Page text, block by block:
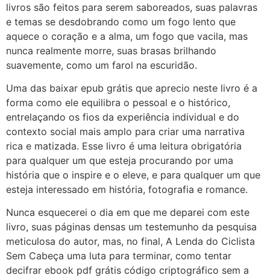
livros são feitos para serem saboreados, suas palavras
e temas se desdobrando como um fogo lento que
aquece o coração e a alma, um fogo que vacila, mas
nunca realmente morre, suas brasas brilhando
suavemente, como um farol na escuridão.
Uma das baixar epub grátis que aprecio neste livro é a
forma como ele equilibra o pessoal e o histórico,
entrelaçando os fios da experiência individual e do
contexto social mais amplo para criar uma narrativa
rica e matizada. Esse livro é uma leitura obrigatória
para qualquer um que esteja procurando por uma
história que o inspire e o eleve, e para qualquer um que
esteja interessado em história, fotografia e romance.
Nunca esquecerei o dia em que me deparei com este
livro, suas páginas densas um testemunho da pesquisa
meticulosa do autor, mas, no final, A Lenda do Ciclista
Sem Cabeça uma luta para terminar, como tentar
decifrar ebook pdf grátis código criptográfico sem a